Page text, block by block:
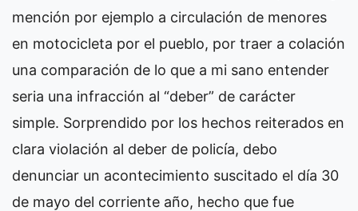
mención por ejemplo a circulación de menores
en motocicleta por el pueblo, por traer a colación
una comparación de lo que a mi sano entender
seria una infracción al “deber” de carácter
simple. Sorprendido por los hechos reiterados en
clara violación al deber de policía, debo
denunciar un acontecimiento suscitado el día 30
de mayo del corriente año, hecho que fue